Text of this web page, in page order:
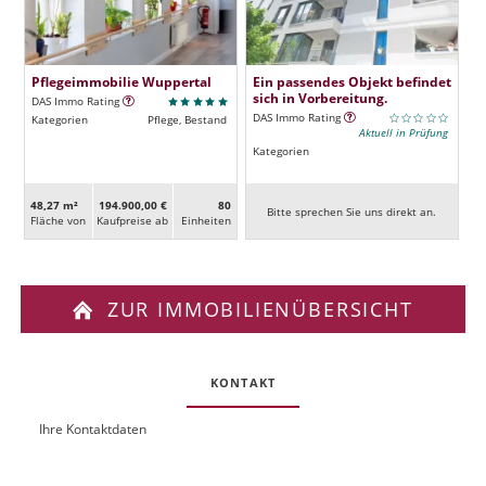
Pflegeimmobilie Wuppertal
DAS Immo Rating
Kategorien
Pflege, Bestand
48,27 m²
Fläche von
194.900,00 €
Kaufpreise ab
80
Ein­heiten
Ein passendes Objekt befindet
sich in Vorbereitung.
DAS Immo Rating
Aktuell in Prüfung
Kategorien
Bitte sprechen Sie uns direkt an.
ZUR IMMOBILIENÜBERSICHT
KONTAKT
OUIhre Kontaktdaten